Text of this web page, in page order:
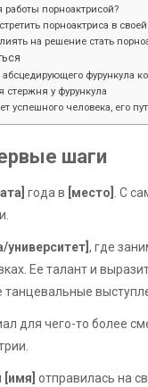
порноактрисой?
порноактриса в
на решение стать
фурункула
стержня у фурункула
успешного человека, его
шаги
года в [место]
. С
университет] , где
Ее талант и
для чего-то более
[имя] отправилась на